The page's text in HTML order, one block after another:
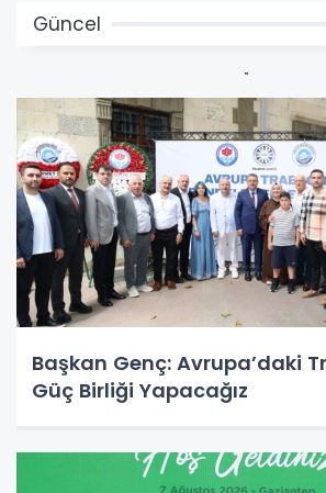
Güncel
Başkan Genç: Avrupa’daki
Güç Birliği Yapacağız